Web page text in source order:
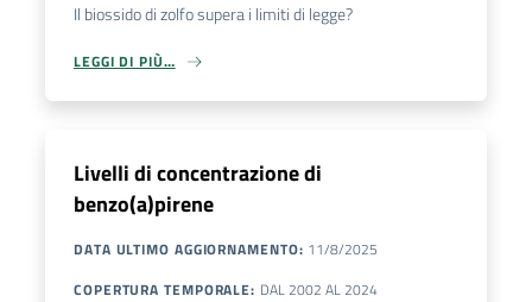
Il biossido di zolfo supera i limiti di legge?
LEGGI DI PIÙ…
Livelli di concentrazione di
benzo(a)pirene
DATA ULTIMO AGGIORNAMENTO: 11/8/2025
COPERTURA TEMPORALE: DAL 2002 AL 2024